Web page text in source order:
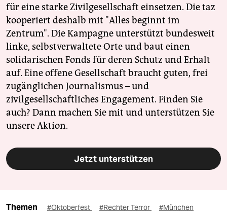
für eine starke Zivilgesellschaft einsetzen. Die taz
kooperiert deshalb mit "Alles beginnt im
Zentrum". Die Kampagne unterstützt bundesweit
linke, selbstverwaltete Orte und baut einen
solidarischen Fonds für deren Schutz und Erhalt
auf. Eine offene Gesellschaft braucht guten, frei
zugänglichen Journalismus – und
zivilgesellschaftliches Engagement. Finden Sie
auch? Dann machen Sie mit und unterstützen Sie
unsere Aktion.
Jetzt unterstützen
Themen #Oktoberfest #Rechter Terror #München